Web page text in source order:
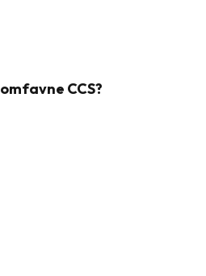
CCS?